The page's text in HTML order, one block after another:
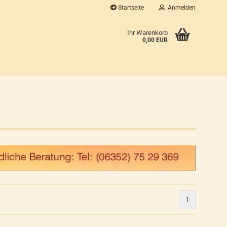
Startseite Anmelden
Ihr Warenkorb
0,00 EUR
1